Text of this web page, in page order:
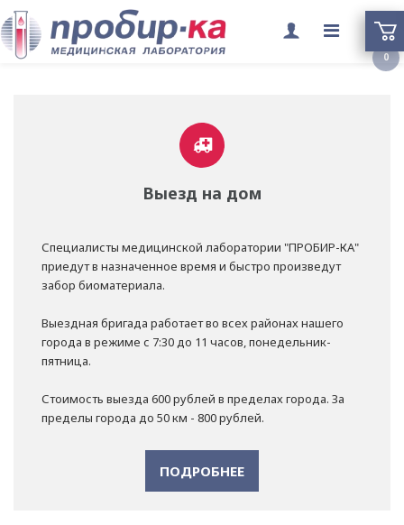
меню
Выезд на дом
Специалисты медицинской лаборатории "ПРОБИР-КА"
приедут в назначенное время и быстро произведут
забор биоматериала.
Выездная бригада работает во всех районах нашего
города в режиме с 7:30 до 11 часов, понедельник-
пятница.
Стоимость выезда 600 рублей в пределах города. За
пределы города до 50 км - 800 рублей.
ПОДРОБНЕЕ
0